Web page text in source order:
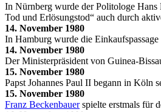
In Nürnberg wurde der Politologe Hans
Tod und Erlösungstod“ auch durch
14. November 1980
In Hamburg wurde die
14. November 1980
Der Ministerpräsident von Guinea-
15. November 1980
Papst Johannes Paul II begann in Köln
15. November 1980
Franz Beckenbauerspielte erstmals für